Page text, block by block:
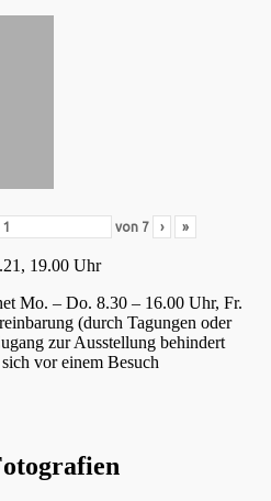
von 7 › »
19.00 Uhr
Mo. – Do. 8.30 – 16.00 Uhr, Fr.
(durch Tagungen oder
zur Ausstellung behindert
vor einem Besuch